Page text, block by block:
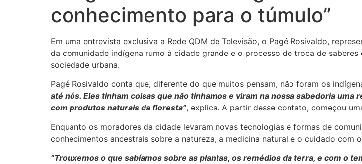
conhecimento para o túmulo”
Em uma entrevista exclusiva a Rede QDM de Televisão, o Pagé Rosivaldo,
da comunidade indígena rumo à cidade grande e o processo de troca de
sociedade urbana.
Pagé Rosivaldo conta que, diferente do que muitos pensam, não foram os
até nós. Eles tinham coisas que não tinhamos e viram na nossa sabedoria
com produtos naturais da floresta”, explica. A partir desse contato, começou
Enquanto os moradores da cidade levaram novas tecnologias e formas de
conhecimentos ancestrais sobre a natureza, a medicina natural e o cuidado com
“Trouxemos o que sabíamos sobre as plantas, os remédios da terra, e com o